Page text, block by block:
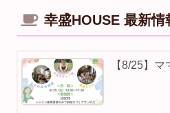
幸盛HOUSE 最新情
【8/25】